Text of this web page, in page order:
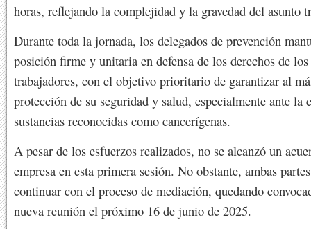
horas, reflejando la complejidad y la gravedad del asunto
Durante toda la jornada, los delegados de prevención
posición firme y unitaria en defensa de los derechos de los
trabajadores, con el objetivo prioritario de garantizar al
protección de su seguridad y salud, especialmente ante la
sustancias reconocidas como cancerígenas.
A pesar de los esfuerzos realizados, no se alcanzó un
empresa en esta primera sesión. No obstante, ambas
continuar con el proceso de mediación, quedando
nueva reunión el próximo 16 de junio de 2025.